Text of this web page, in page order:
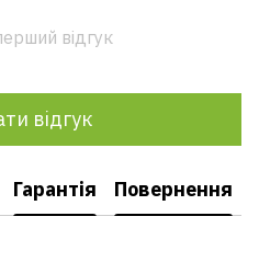
відгук
відгук
Гарантія Повернення